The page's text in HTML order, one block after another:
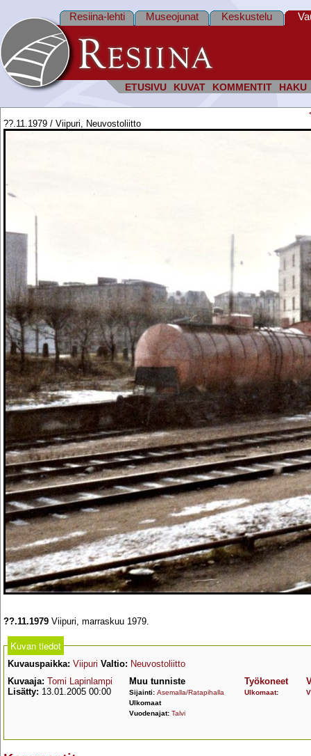
ETUSIVU KUVAT KOMMENTIT HAKU
Resiina-lehti Museojunat Keskustelu
??.11.1979 / Viipuri, Neuvostoliitto
??.11.1979 Viipuri, marraskuu 1979.
Kuvan tiedot
Kuvauspaikka: Viipuri Valtio: Neuvostoliitto
Kuvaaja: Tomi Lapinlampi
Lisätty: 13.01.2005 00:00
Muu tunniste
Sijainti: Asemalla/Ratapihalla
Ulkomaat
Vuodenajat: Talvi
Työkoneet
Ulkomaat: